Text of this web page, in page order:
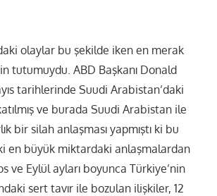
olaylar bu şekilde iken en merak
tutumuydu. ABD Başkanı Donald
tarihlerinde Suudi Arabistan’daki
ve burada Suudi Arabistan ile
bir silah anlaşması yapmıştı ki bu
en büyük miktardaki anlaşmalardan
ve Eylül ayları boyunca Türkiye’nin
sert tavır ile bozulan ilişkiler, 12